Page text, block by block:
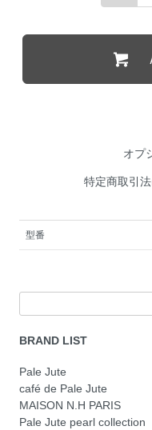
オプ
特定商取引
型番
BRAND LIST
Pale Jute
café de Pale Jute
MAISON N.H PARIS
Pale Jute pearl collection